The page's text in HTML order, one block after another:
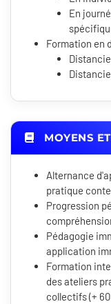
En
Formation en
MOYENS
Alternance
pratique
Progression
Pédagogie
application
Formation
des ateliers
collectifs (+